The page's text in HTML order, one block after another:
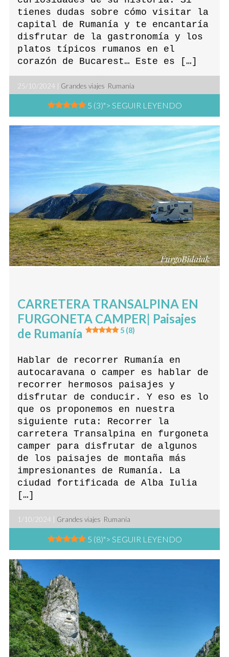
tienes dudas sobre cómo visitar la
capital de Rumanía y te encantaría
disfrutar de la gastronomía y los
platos típicos rumanos en el
corazón de Bucarest… Este es […]
25/10/2024 | Grandes viajes Rumanía
5 (3)"> SEGUIR LEYENDO
CARRETERA TRANSALPINA EN
FURGONETA CAMPER| Paisajes
de Rumanía
5 (8)
Hablar de recorrer Rumanía en
autocaravana o camper es hablar de
recorrer hermosos paisajes y
disfrutar de conducir. Y eso es lo
que os proponemos en nuestra
siguiente ruta: Recorrer la
carretera Transalpina en furgoneta
camper para disfrutar de algunos
de los paisajes de montaña más
impresionantes de Rumanía. La
ciudad fortificada de Alba Iulia
[…]
1/10/2024 | Grandes viajes, Rumanía
5 (8)"> SEGUIR LEYENDO